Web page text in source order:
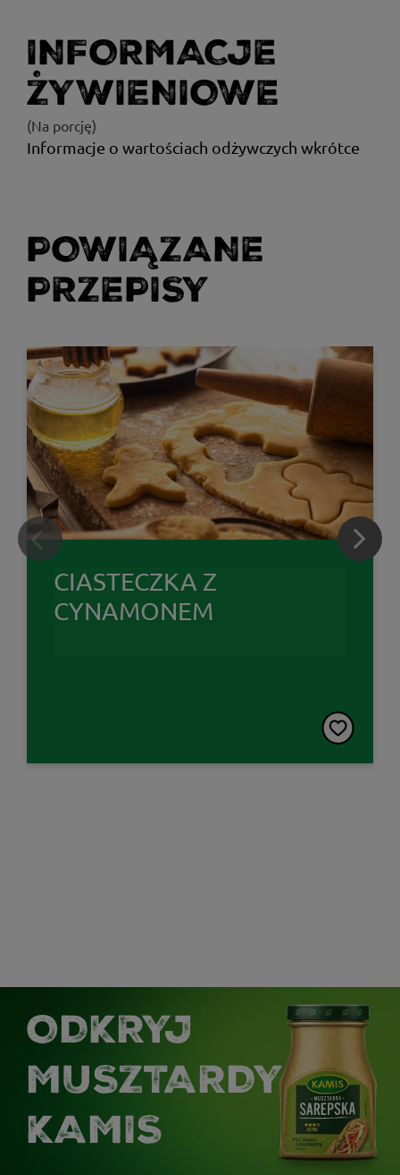
INFORMACJE
ŻYWIENIOWE
(Na porcję)
Informacje o wartościach odżywczych wkrótce
POWIĄZANE
PRZEPISY
CIASTECZKA Z
CYNAMONEM
ODKRYJ
MUSZTARDY
KAMIS